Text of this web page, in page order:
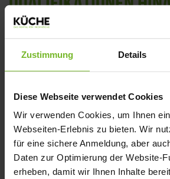
Zustimmung Details
Diese Webseite verwendet Cookies
Wir verwenden Cookies, um Ihnen
Webseiten-Erlebnis zu bieten. Wir
für eine sichere Anmeldung, aber
Daten zur Optimierung der Website-
erheben, damit wir Ihnen Inhalte
QUALIFIKATIONEN
BJÖRN GRIMM
in sozialen Netzwerken
und sich gut „vermarkten“
nicht jeder fühlt sich wohl
Leben und seine Karriere in